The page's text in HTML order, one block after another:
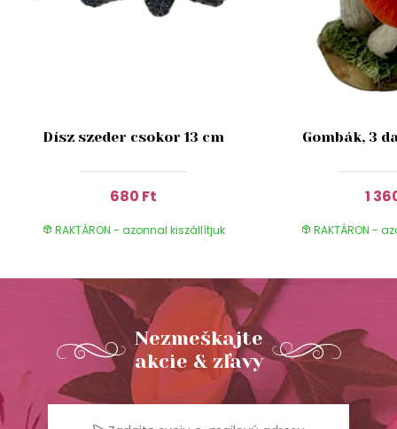
Dísz szeder csokor 13 cm
680 Ft
RAKTÁRON - azonnal kiszállítjuk
Gombák, 3
1
RAKTÁRON -
Nezmeškajte
akcie & zľavy